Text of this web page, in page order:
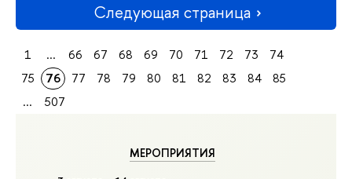
МЕРОПРИЯТИЯ
Следующая страница
1 ... 66 67 68 69 70 71 72 73
74
75
76 77 78 79 80 81 82 83 84
85
...
507